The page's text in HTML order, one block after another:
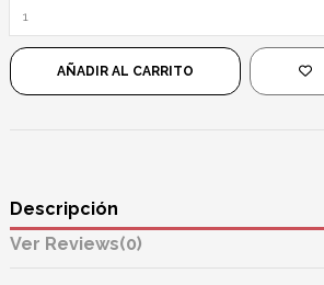
AÑADIR AL CARRITO
Descripción
Reviews(0)